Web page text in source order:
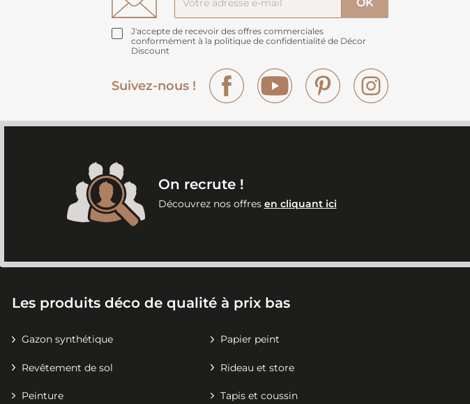
J'accepte de recevoir des offres commerciales
conformément à la politique de confidentialité de Décor
Discount
Suivez-nous !
Facebook YouTube Pinterest
On recrute !
Découvrez nos offres en cliquant ici
Les produits déco de qualité à prix bas
Gazon synthétique Papier peint
Revêtement de sol Rideau et store
Peinture Tapis et coussin